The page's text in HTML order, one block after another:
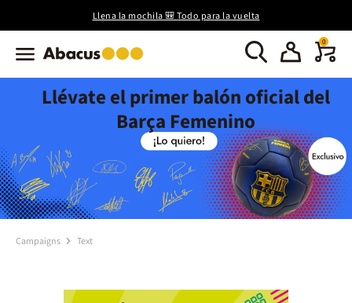
Llena la mochila 🎒 Todo para la vuelta
0
Llévate el primer balón oficial del
Barça Femenino
Campaigns Text